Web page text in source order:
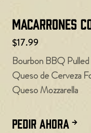
Macarrones
$17.99
Bourbon BBQ
Queso de Cerveza
Queso Mozzarella
PEDIR AHORA